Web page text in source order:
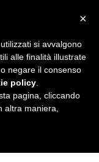
×
si avvalgono
alle finalità illustrate
negare il consenso
policy
pagina, cliccando
altra maniera,